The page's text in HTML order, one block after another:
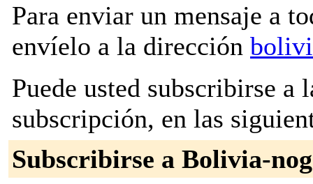
Para enviar un mensaje a
envíelo a la dirección
Puede usted subscribirse a
subscripción, en las
Subscribirse a Bolivia-nog